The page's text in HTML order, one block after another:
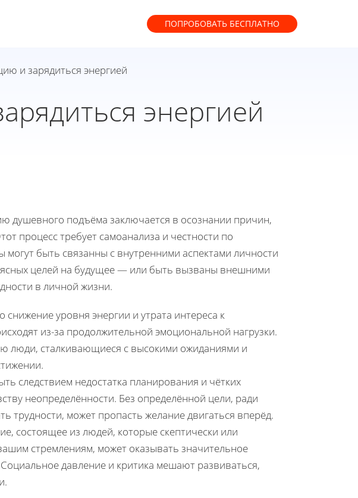
ПОПРОБОВАТЬ БЕСПЛАТНО
и зарядиться энергией
энергией
душевного подъёма заключается в осознании причин,
процесс требует самоанализа и честности по
быть связанны с внутренними аспектами личности
ясных целей на будущее — или быть вызваны внешними
в личной жизни.
снижение уровня энергии и утрата интереса к
из-за продолжительной эмоциональной нагрузки.
люди, сталкивающиеся с высокими ожиданиями и
следствием недостатка планирования и чётких
неопределённости. Без определённой цели, ради
трудности, может пропасть желание двигаться вперёд.
состоящее из людей, которые скептически или
стремлениям, может оказывать значительное
давление и критика мешают развиваться,